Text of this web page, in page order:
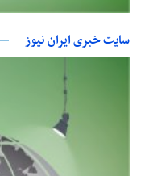
سایت خبری ایران نیوز